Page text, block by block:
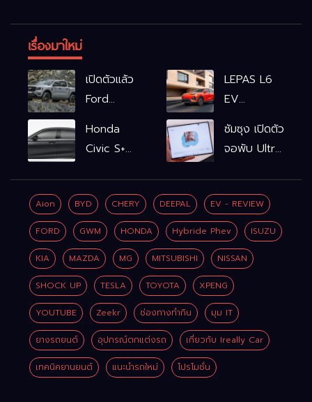
เรื่องมาใหม่
เปิดตัวแล้ว
Ford
WOLFTRAK
LEPAS L6
EV
L6 EV
Comfort
FWD
769,900
บาท L6 EV
Premium
FWD
799,900
บาท
Honda
Civic S+
จำลองเกียร์
เพิ่ม 2 หมื่น
บาท
ซัมซุง เปิดตัว
จอพับ Ultra
เชื่อมมือถือ-
นาฬิกา-แว่น
อัจฉริยะ
Aion BYD CHERY DEEPAL EV - REVIEW
FORD GWM HONDA Hybride Phev ISUZU
KIA MAZDA MG MITSUBISHI NISSAN
SHOCK UP TESLA TOYOTA XPENG
YOUTUBE Zeekr ช่องทางทำกิน มุม IT
ยางรถยนต์ อุปกรณ์ตกแต่งรถ เกี่ยวกับ Ireally Car
เทคนิคยานยนต์ แนะนำรถใหม่ โปรโมชั่น